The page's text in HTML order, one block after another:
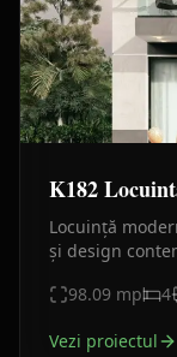
K182
Locuință
și design
98.09 mp 4
Vezi proiectul